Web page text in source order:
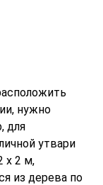
нужно
для
утвари
х 2 м,
из дерева по